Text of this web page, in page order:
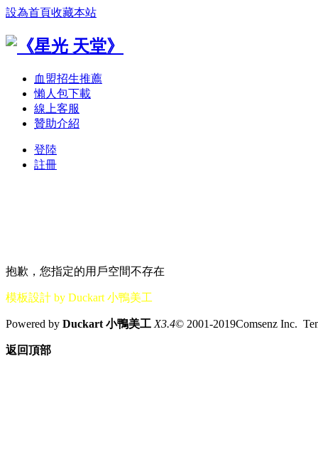
設為首頁收藏本站
血盟招生推薦
懶人包下載
線上客服
贊助介紹
登陸
註冊
抱歉，您指定的用戶空間不存在
模板設計 by Duckart 小鴨美工
Powered by Duckart 小鴨美工 X3.4© 2001-2019Comsenz Inc.
返回頂部